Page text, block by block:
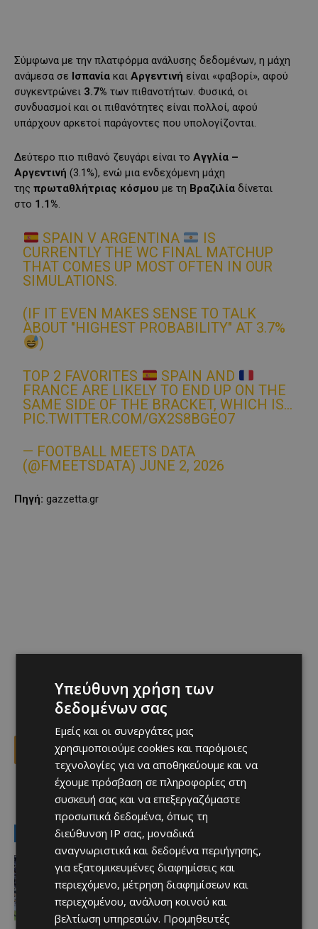
Σύμφωνα με την πλατφόρμα ανάλυσης δεδομένων, η μάχη
ανάμεσα σε Ισπανία και Αργεντινή είναι «φαβορί», αφού
συγκεντρώνει 3.7% των πιθανοτήτων. Φυσικά, οι
συνδυασμοί και οι πιθανότητες είναι πολλοί, αφού
υπάρχουν αρκετοί παράγοντες που υπολογίζονται.
Δεύτερο πιο πιθανό ζευγάρι είναι το Αγγλία –
Αργεντινή (3.1%), ενώ μια ενδεχόμενη μάχη
της πρωταθλήτριας κόσμου με τη Βραζιλία δίνεται
στο 1.1%.
SPAIN V ARGENTINA
IS
CURRENTLY THE WC FINAL MATCHUP
THAT COMES UP MOST OFTEN IN OUR
SIMULATIONS.
(IF IT EVEN MAKES SENSE TO TALK
ABOUT "HIGHEST PROBABILITY" AT 3.7%
)
TOP 2 FAVORITES
SPAIN AND
FRANCE ARE LIKELY TO END UP ON THE
SAME SIDE OF THE BRACKET, WHICH IS…
PIC.TWITTER.COM/GX2S8BGEO7
— FOOTBALL MEETS DATA
(@FMEETSDATA) JUNE 2, 2026
Πηγή: gazzetta.gr
Facebook X Viber
FOOTBALL MEETS DATA Top ΜΟΥΝΤΙΑΛ 2026
LATEST NEWS
Ξεπέρασαν τις 7 χιλιάδες…
Afentiko - 10/08/2026
Υπεύθυνη χρήση των
δεδομένων σας
Εμείς και οι συνεργάτες μας
χρησιμοποιούμε cookies και παρόμοιες
τεχνολογίες για να αποθηκεύουμε και να
έχουμε πρόσβαση σε πληροφορίες στη
συσκευή σας και να επεξεργαζόμαστε
προσωπικά δεδομένα, όπως τη
διεύθυνση IP σας, μοναδικά
αναγνωριστικά και δεδομένα περιήγησης,
για εξατομικευμένες διαφημίσεις και
περιεχόμενο, μέτρηση διαφημίσεων και
περιεχομένου, ανάλυση κοινού και
βελτίωση υπηρεσιών. Προμηθευτές